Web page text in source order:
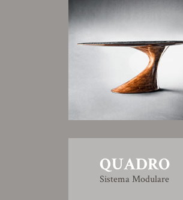
QUADRO
Sistema Modulare